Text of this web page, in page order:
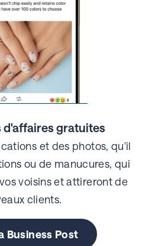
d'affaires gratuites
et des photos, qu'il
ou de manucures, qui
voisins et attireront de
clients.
Business Post